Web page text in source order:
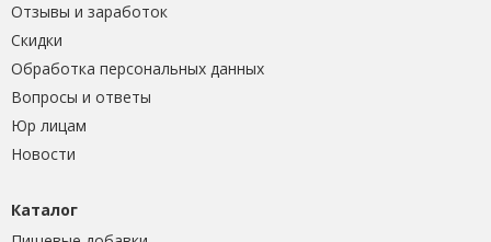
Отзывы и заработок
Скидки
Обработка персональных данных
Вопросы и ответы
Юр лицам
Новости
Каталог